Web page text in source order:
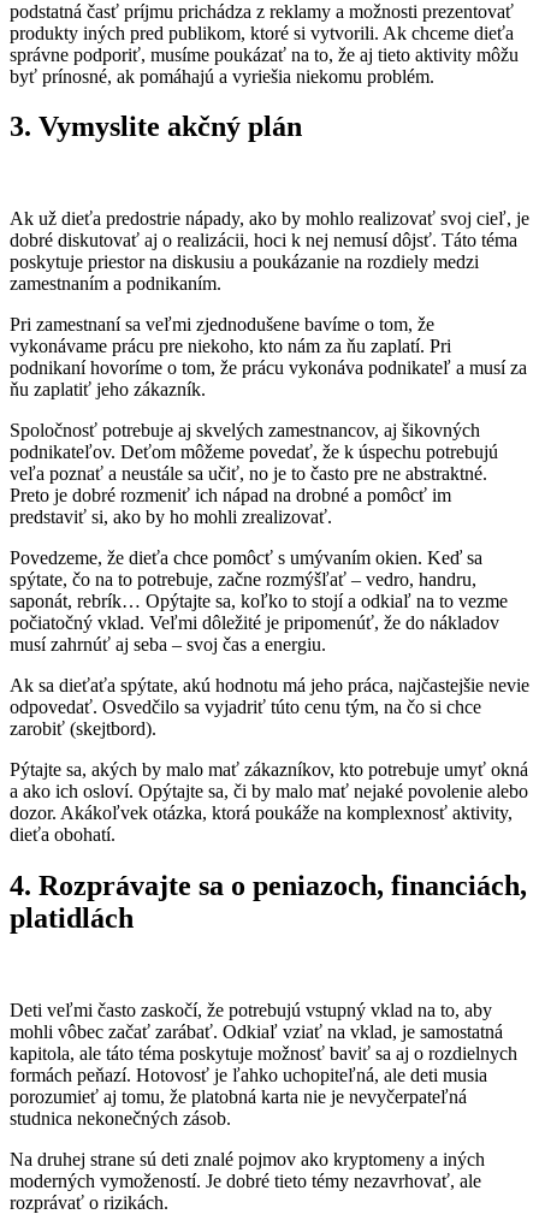
podstatná časť príjmu prichádza z reklamy a možnosti prezentovať
produkty iných pred publikom, ktoré si vytvorili. Ak chceme dieťa
správne podporiť, musíme poukázať na to, že aj tieto aktivity môžu
byť prínosné, ak pomáhajú a vyriešia niekomu problém.
3. Vymyslite akčný plán
Ak už dieťa predostrie nápady, ako by mohlo realizovať svoj cieľ, je
dobré diskutovať aj o realizácii, hoci k nej nemusí dôjsť. Táto téma
poskytuje priestor na diskusiu a poukázanie na rozdiely medzi
zamestnaním a podnikaním.
Pri zamestnaní sa veľmi zjednodušene bavíme o tom, že
vykonávame prácu pre niekoho, kto nám za ňu zaplatí. Pri
podnikaní hovoríme o tom, že prácu vykonáva podnikateľ a musí za
ňu zaplatiť jeho zákazník.
Spoločnosť potrebuje aj skvelých zamestnancov, aj šikovných
podnikateľov. Deťom môžeme povedať, že k úspechu potrebujú
veľa poznať a neustále sa učiť, no je to často pre ne abstraktné.
Preto je dobré rozmeniť ich nápad na drobné a pomôcť im
predstaviť si, ako by ho mohli zrealizovať.
Povedzeme, že dieťa chce pomôcť s umývaním okien. Keď sa
spýtate, čo na to potrebuje, začne rozmýšľať – vedro, handru,
saponát, rebrík… Opýtajte sa, koľko to stojí a odkiaľ na to vezme
počiatočný vklad. Veľmi dôležité je pripomenúť, že do nákladov
musí zahrnúť aj seba – svoj čas a energiu.
Ak sa dieťaťa spýtate, akú hodnotu má jeho práca, najčastejšie nevie
odpovedať. Osvedčilo sa vyjadriť túto cenu tým, na čo si chce
zarobiť (skejtbord).
Pýtajte sa, akých by malo mať zákazníkov, kto potrebuje umyť okná
a ako ich osloví. Opýtajte sa, či by malo mať nejaké povolenie alebo
dozor. Akákoľvek otázka, ktorá poukáže na komplexnosť aktivity,
dieťa obohatí.
4. Rozprávajte sa o peniazoch, financiách,
platidlách
Deti veľmi často zaskočí, že potrebujú vstupný vklad na to, aby
mohli vôbec začať zarábať. Odkiaľ vziať na vklad, je samostatná
kapitola, ale táto téma poskytuje možnosť baviť sa aj o rozdielnych
formách peňazí. Hotovosť je ľahko uchopiteľná, ale deti musia
porozumieť aj tomu, že platobná karta nie je nevyčerpateľná
studnica nekonečných zásob.
Na druhej strane sú deti znalé pojmov ako kryptomeny a iných
moderných vymožeností. Je dobré tieto témy nezavrhovať, ale
rozprávať o rizikách.